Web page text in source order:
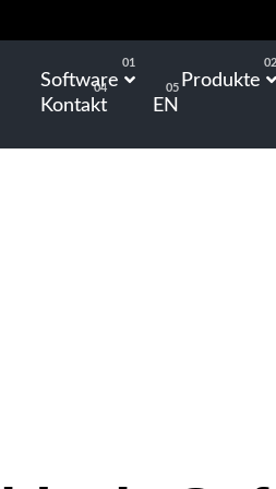
Software Produkte
Kontakt
EN